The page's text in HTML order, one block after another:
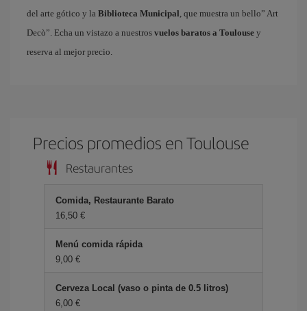
del arte gótico y la Biblioteca Municipal, que muestra un bello” Art
Decò”. Echa un vistazo a nuestros vuelos baratos a Toulouse y
reserva al mejor precio.
Precios promedios en Toulouse
Restaurantes
Comida, Restaurante Barato
16,50 €
Menú comida rápida
9,00 €
Cerveza Local (vaso o pinta de 0.5 litros)
6,00 €